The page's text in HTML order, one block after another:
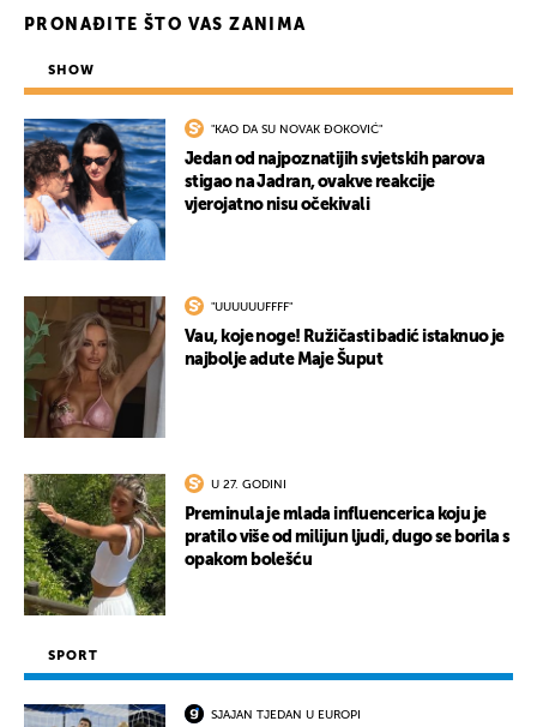
PRONAĐITE ŠTO VAS ZANIMA
SHOW
"KAO DA SU NOVAK ĐOKOVIĆ"
Jedan od najpoznatijih svjetskih parova
stigao na Jadran, ovakve reakcije
vjerojatno nisu očekivali
"UUUUUUFFFF"
Vau, koje noge! Ružičasti badić istaknuo je
najbolje adute Maje Šuput
U 27. GODINI
Preminula je mlada influencerica koju je
pratilo više od milijun ljudi, dugo se borila s
opakom bolešću
SPORT
SJAJAN TJEDAN U EUROPI